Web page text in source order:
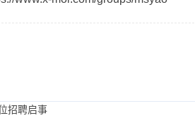
招聘启事